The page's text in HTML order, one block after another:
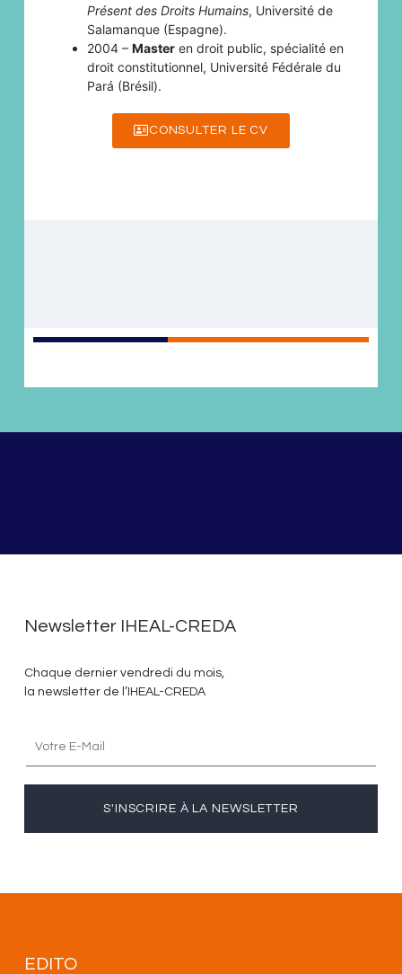
Présent des Droits Humains, Université de
Salamanque (Espagne).
2004 – Masteren droit public, spécialité en
droit constitutionnel, Université Fédérale du
Pará (Brésil).
CONSULTER LE CV
Newsletter IHEAL-CREDA
Chaque dernier vendredi du mois,
la newsletter de l’IHEAL-CREDA
S'INSCRIRE À LA NEWSLETTER
EDITO